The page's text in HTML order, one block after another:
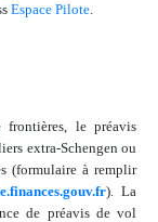
Espace Pilote.
frontières, le préavis
extra-Schengen ou
(formulaire à remplir
). La
de préavis de vol